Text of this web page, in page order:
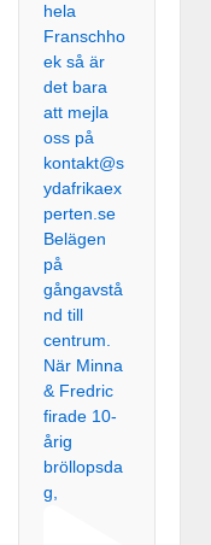
När Minna
& Fredric
firade 10-
årig
bröllopsda
g,